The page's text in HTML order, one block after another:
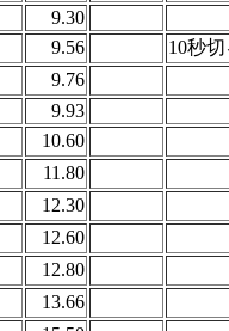
9.30
9.56
10秒
9.76
9.93
10.60
11.80
12.30
12.60
12.80
13.66